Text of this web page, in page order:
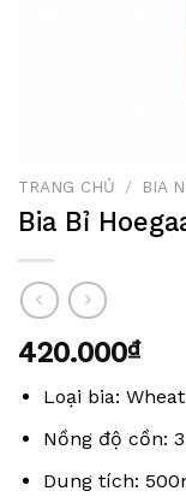
TRANG CHỦ / BIA
Bia Bỉ
420.000₫
Loại bia:
Nồng độ cồn:
Dung tích: